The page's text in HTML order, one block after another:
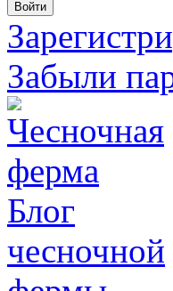
Забыли
Блог
чесночной